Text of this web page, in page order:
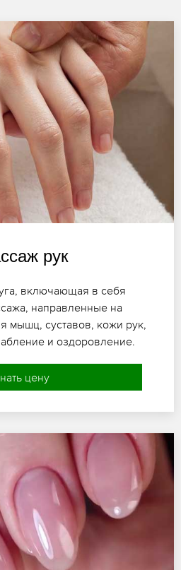
рук
включающая в себя
направленные на
мышц, суставов, кожи рук,
и оздоровление.
цену